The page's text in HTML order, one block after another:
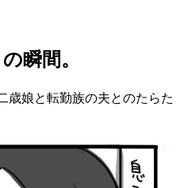
瞬間。
歳娘と転勤族の夫とのたらた